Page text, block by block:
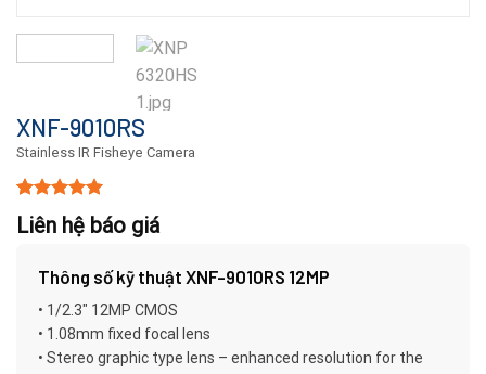
XNF-9010RS
Stainless IR Fisheye Camera
5.00
trên 5
dựa trên
15
Liên hệ báo giá
Thông số kỹ thuật XNF-9010RS 12MP
• 1/2.3″ 12MP CMOS
• 1.08mm fixed focal lens
• Stereo graphic type lens – enhanced resolution for the